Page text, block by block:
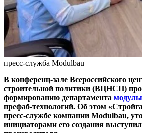
пресс-служба Modulbau
В конференц-зале Всероссийского
строительной политики (ВЦНСП)
формированию департамента
префаб-технологий. Об этом
пресс-службе компании Modulbau,
инициаторами его создания